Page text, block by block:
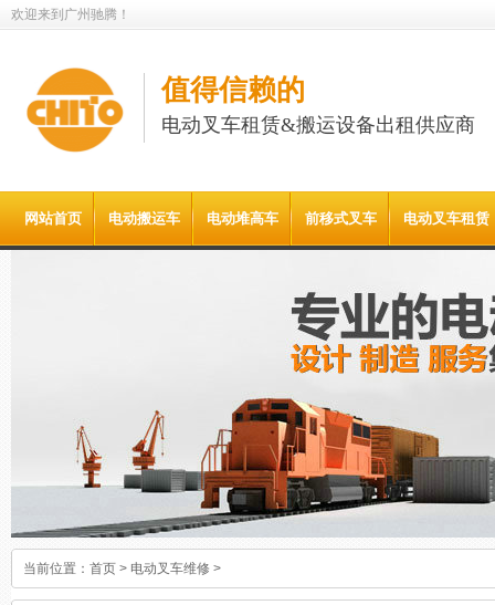
欢迎来到广州驰腾！
值得信赖的
电动叉车租赁&搬运设备出租供应商
网站首页 电动搬运车 电动堆高车 前移式叉车 电动叉车租赁
当前位置： 首页 > 电动叉车维修 >